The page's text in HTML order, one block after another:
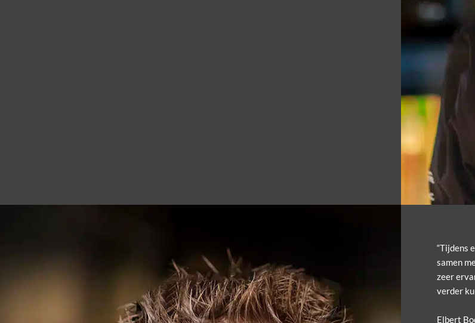
“Tijdens
samen
zeer
verder
Elbert